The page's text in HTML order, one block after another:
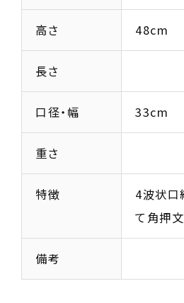
高さ 48cm
長さ
口径・幅 33cm
重さ
特徴
4波状口
て角押
備考